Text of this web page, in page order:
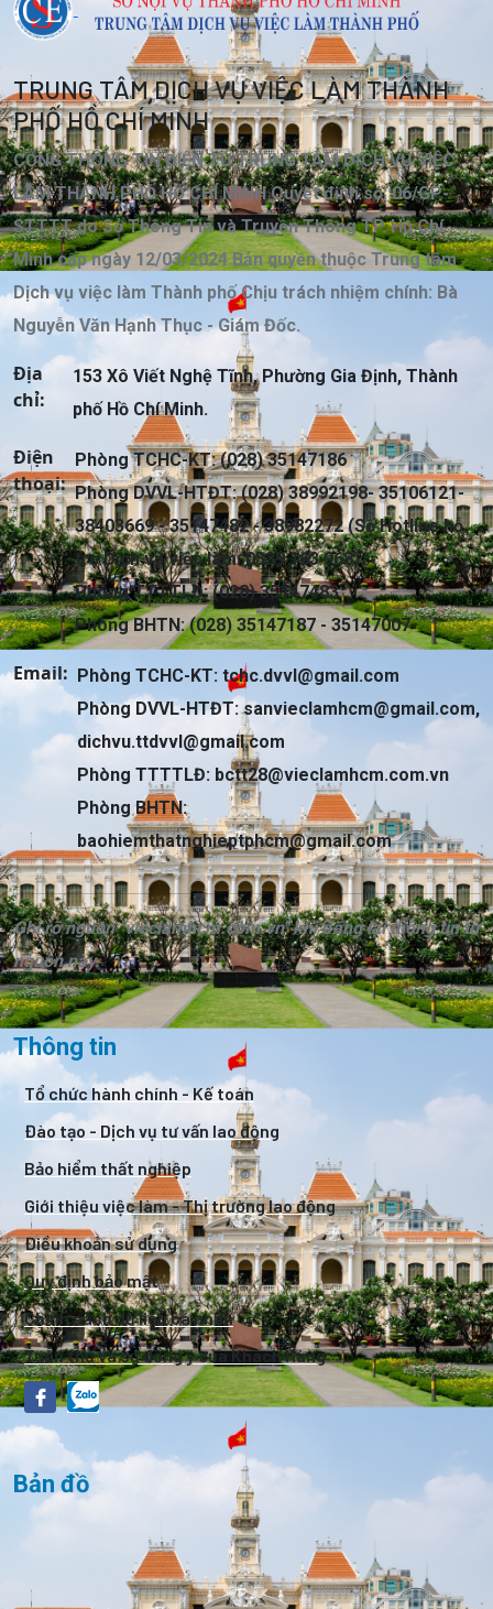
TRUNG TÂM DỊCH VỤ VIỆC LÀM THÀNH
PHỐ HỒ CHÍ MINH
CỔNG THÔNG TIN ĐIỆN TỬ TRUNG TÂM DỊCH VỤ VIỆC
LÀM THÀNH PHỐ HỒ CHÍ MINH Quyết định số: 06/GP-
STTTT do Sở Thông Tin và Truyền Thông TP. Hồ Chí
Minh cấp ngày 12/03/2024 Bản quyền thuộc Trung tâm
Dịch vụ việc làm Thành phố Chịu trách nhiệm chính: Bà
Nguyễn Văn Hạnh Thục - Giám Đốc.
Địa
chỉ:
153 Xô Viết Nghệ Tĩnh, Phường Gia Định, Thành
phố Hồ Chí Minh.
Điện
thoại:
Phòng TCHC-KT: (028) 35147186
Phòng DVVL-HTĐT: (028) 38992198- 35106121-
38403669 - 35147482 - 38982272 (Số Hotline hỗ
trợ Dịch vụ việc làm: 0339 163 968)
Phòng TTTTLĐ: (028) 35147483
Phòng BHTN: (028) 35147187 - 35147007
Email: Phòng TCHC-KT: tchc.dvvl@gmail.com
Phòng DVVL-HTĐT:sanvieclamhcm@gmail.com,
dichvu.ttdvvl@gmail.com
Phòng TTTTLĐ: bctt28@vieclamhcm.com.vn
Phòng BHTN:
baohiemthatnghieptphcm@gmail.com
Ghi rõ nguồn "vieclamhcm.com.vn" khi đăng lại thông tin từ
nguồn này.
Thông tin
Tổ chức hành chính - Kế toán
Đào tạo - Dịch vụ tư vấn lao động
Bảo hiểm thất nghiệp
Giới thiệu việc làm - Thị trường lao động
Điều khoản sử dụng
Quy định bảo mật
Chính sách dữ liệu cá nhân
Tuân thủ và sự đồng ý của Khách Hàng
Bản đồ